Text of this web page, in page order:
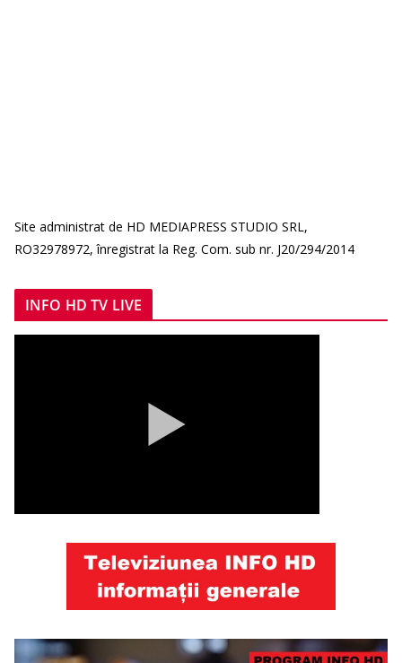
Site administrat de HD MEDIAPRESS STUDIO SRL,
RO32978972, înregistrat la Reg. Com. sub nr. J20/294/2014
INFO HD TV LIVE